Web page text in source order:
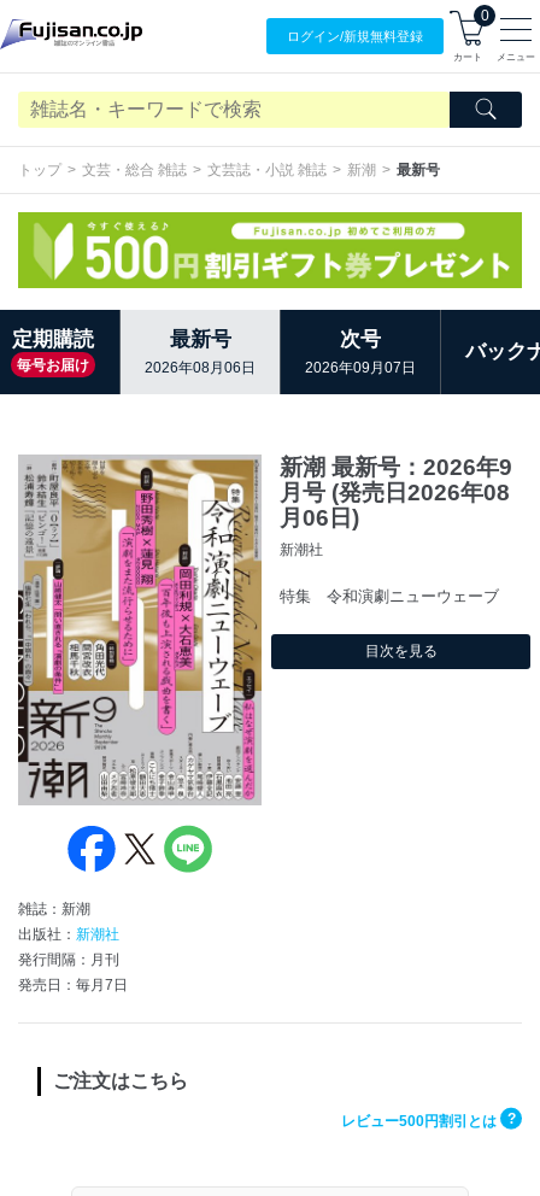
ログイン/新規無料登録
0
カート メニュー
トップ 文芸・総合 雑誌 文芸誌・小説 雑誌 新潮 最新号
定期購読
毎号お届け
最新号
2026年08月06日
次号
2026年09月07日
バック
雑誌：新潮
出版社： 新潮社
発行間隔：月刊
発売日：毎月7日
新潮 最新号：2026年9
月号 (発売日2026年08
月06日)
新潮社
特集 令和演劇ニューウェーブ
目次を見る
ご注文はこちら
レビュー500円割引とは ?